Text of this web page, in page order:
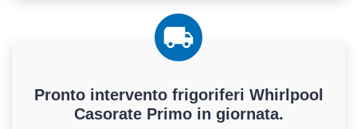
Pronto intervento frigoriferi Whirlpool
Casorate Primo in giornata.